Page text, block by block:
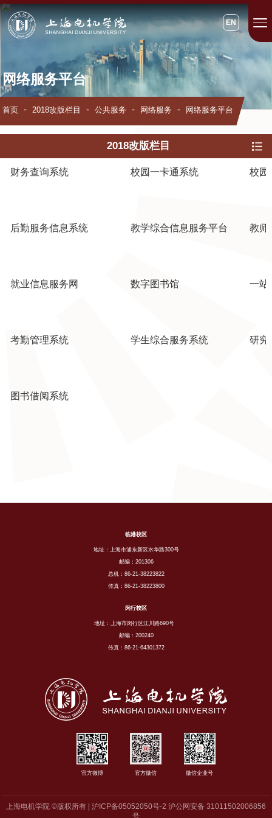
EN
网络服务平台
首页 2018改版栏目 公共服务 网络服务 网络服务平台
2018改版栏目
财务查询系统 校园一卡通系统 校园
后勤服务信息系统 教学综合信息服务平台 教师
就业信息服务网 数字图书馆 一站
考勤管理系统 学生综合服务系统 研究
图书借阅系统
临港校区
地址：上海市浦东新区水华路300号
邮编：201306
总机：86-21-38223822
传真：86-21-38223800
闵行校区
地址：上海市闵行区江川路690号
邮编：200240
传真：86-21-64301372
官方微博 官方微信 微信企业号
上海电机学院 ©版权所有 | 沪ICP备05052050号-2 沪公网安备 31011502006856
号